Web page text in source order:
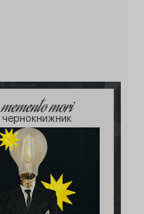
memento mori
чернокнижник